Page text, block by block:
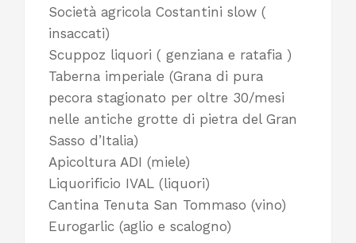
Società agricola Costantini slow (
insaccati)
Scuppoz liquori ( genziana e ratafia )
Taberna imperiale (Grana di pura
pecora stagionato per oltre 30/mesi
nelle antiche grotte di pietra del Gran
Sasso d’Italia)
Apicoltura ADI (miele)
Liquorificio IVAL (liquori)
Cantina Tenuta San Tommaso (vino)
Eurogarlic (aglio e scalogno)